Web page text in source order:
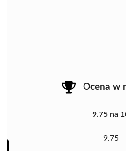
Ocena w
9.75 na
9.75